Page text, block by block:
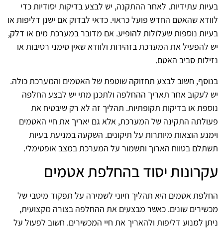
בעיות עתידיות. לאחר ההתקנה, יש לבצע בדיקות יסודיות כדי
לוודא שהאטם החדש פועל כראוי. כדאי לבדוק אם ישנן דליפות או
בעיות נוספות שעלולות להופיע. אם מדובר במערכת מים או דלק,
יש להפעיל את המערכת בזהירות ולוודא שאין סימני רטיבות או
נזילות סביב האטם.
בנוסף, חשוב לבצע תחזוקה שוטפת של האטמים והמערכת כולה.
יש לעקוב אחר תאריך ההחלפה ולתכנן מתי יש לבצע החלפה
נוספת או בדיקות תקופתיות. תהליך זה לא רק שיבטיח את
פעולתה התקינה של המערכת, אלא גם יאריך את חיי האטמים
וימנע הוצאות מיותרות על תיקונים. השקעה במניעת בעיות
תשתלם בטווח הארוך ותשמור על המערכת במצב אופטימלי.
עקרונות יסוד בהחלפת אטמים
החלפת אטמים היא תהליך חיוני לשמירה על תפקוד מיטבי של
מכשירים שונים. כאשר מבצעים את ההחלפה בצורה מקצועית,
ניתן למנוע דליפות ולהאריך את חיי המכשירים. חשוב לפעול על